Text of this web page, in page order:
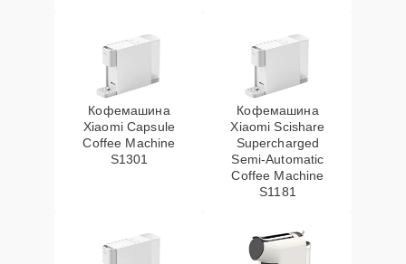
Кофемашина
Xiaomi Capsule
Coffee Machine
S1301
Кофемашина
Xiaomi Scishare
Supercharged
Semi‑Automatic
Coffee Machine
S1181